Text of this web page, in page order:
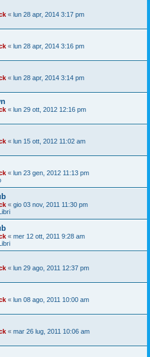
« lun 28 apr, 2014 3:17 pm
« lun 28 apr, 2014 3:16 pm
« lun 28 apr, 2014 3:14 pm
« lun 29 ott, 2012 12:16 pm
« lun 15 ott, 2012 11:02 am
« lun 23 gen, 2012 11:13 pm
« gio 03 nov, 2011 11:30 pm
« mer 12 ott, 2011 9:28 am
« lun 29 ago, 2011 12:37 pm
« lun 08 ago, 2011 10:00 am
« mar 26 lug, 2011 10:06 am